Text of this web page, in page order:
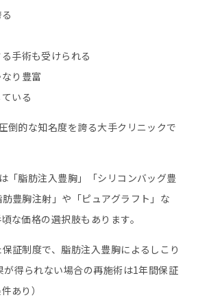
手術も受けられる
り豊富
いる
倒的な知名度を誇る大手クリニックで
「脂肪注入豊胸」「シリコンバッグ豊
豊胸注射」や「ピュアグラフト」な
な価格の選択肢もあります。
証制度で、脂肪注入豊胸によるしこり
得られない場合の再施術は1年間保証
あり）